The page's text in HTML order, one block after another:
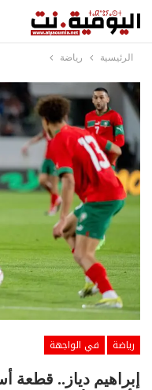
الرئيسية رياضة
رياضة
في الواجهة
إبراهيم دياز..